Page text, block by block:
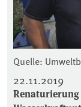
Quelle:
22.11.2019